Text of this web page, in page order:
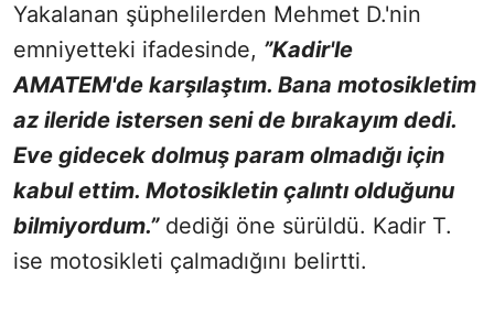
Yakalanan şüphelilerden Mehmet D.'nin
emniyetteki ifadesinde, ”Kadir'le
AMATEM'de karşılaştım. Bana motosikletim
az ileride istersen seni de bırakayım dedi.
Eve gidecek dolmuş param olmadığı için
kabul ettim. Motosikletin çalıntı olduğunu
bilmiyordum.”dediği öne sürüldü. Kadir T.
ise motosikleti çalmadığını belirtti.